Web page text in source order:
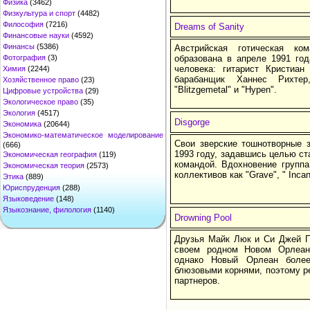
Физика (3462)
Физкультура и спорт (4482)
Философия (7216)
Финансовые науки (4592)
Финансы (5386)
Фотография (3)
Химия (2244)
Хозяйственное право (23)
Цифровые устройства (29)
Экологическое право (35)
Экология (4517)
Экономика (20644)
Экономико-математическое моделирование
(666)
Экономическая география (119)
Экономическая теория (2573)
Этика (889)
Юриспруденция (288)
Языковедение (148)
Языкознание, филология (1140)
Dreams of Sanity
Австрийская готическая
образована в апреле 1991
человека: гитарист
барабанщик Ханнес
"Blitzgemetal" и "Hypen".
Disgorge
Свои зверские тошнотворные
1993 году, задавшись целью
командой. Вдохновение
коллективов как "Grave", "
Drowning Pool
Друзья Майк Люк и Си Джей
своем родном Новом
однако Новый Орлеан
блюзовыми корнями, поэтому
партнеров.